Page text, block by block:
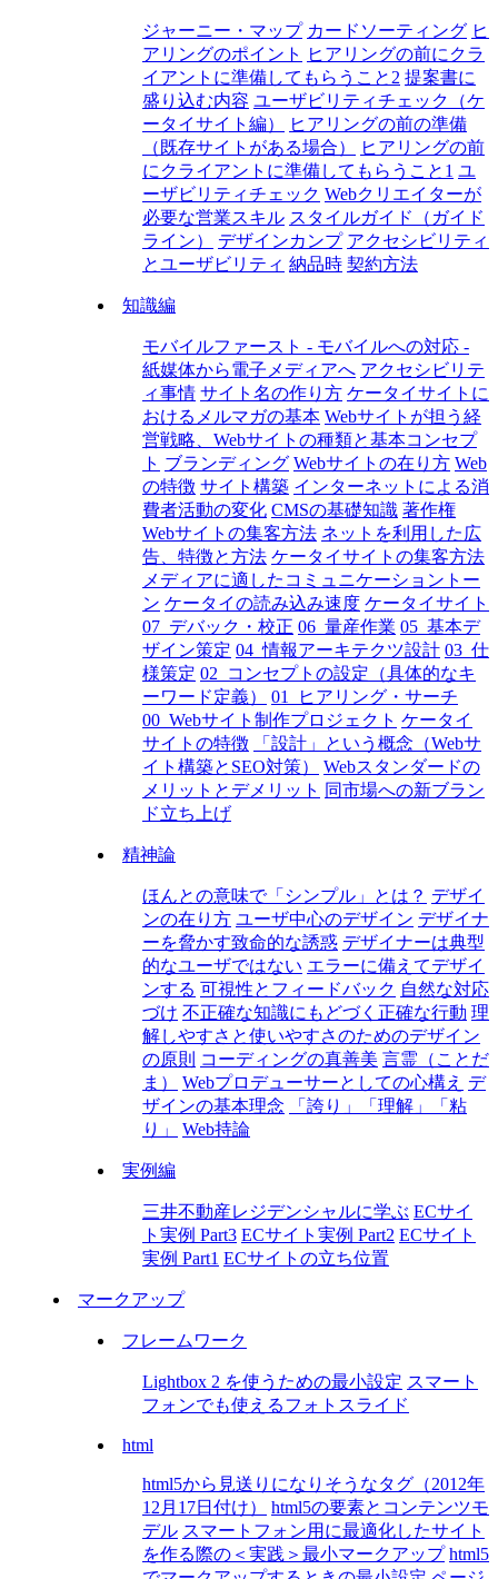
ジャーニー・マップ カードソーティング ヒ
アリングのポイント
ヒアリングの前にクラ
イアントに準備してもらうこと2 提案書に
盛り込む内容 ユーザビリティチェック（ケ
ータイサイト編）
ヒアリングの前の準備
（既存サイトがある場合）
ヒアリングの前
にクライアントに準備してもらうこと1 ユ
ーザビリティチェック Webクリエイターが
必要な営業スキル スタイルガイド（ガイド
ライン）
デザインカンプ アクセシビリティ
とユーザビリティ 納品時 契約方法
知識編
モバイルファースト - モバイルへの対応 -
紙媒体から電子メディアへ アクセシビリテ
ィ事情 サイト名の作り方 ケータイサイトに
おけるメルマガの基本 Webサイトが担う経
営戦略、Webサイトの種類と基本コンセプ
ト ブランディング Webサイトの在り方 Web
の特徴 サイト構築 インターネットによる消
費者活動の変化 CMSの基礎知識 著作権
Webサイトの集客方法 ネットを利用した広
告、特徴と方法 ケータイサイトの集客方法
メディアに適したコミュニケーショントー
ン ケータイの読み込み速度 ケータイサイト
07_デバック・校正 06_量産作業 05_基本デ
ザイン策定 04_情報アーキテクツ設計 03_仕
様策定 02_コンセプトの設定（具体的なキ
ーワード定義）
01_ヒアリング・サーチ
00_Webサイト制作プロジェクト ケータイ
サイトの特徴
「設計」という概念（Webサ
イト構築とSEO対策）
Webスタンダードの
メリットとデメリット 同市場への新ブラン
ド立ち上げ
精神論
ほんとの意味で「シンプル」とは？ デザイ
ンの在り方 ユーザ中心のデザイン デザイナ
ーを脅かす致命的な誘惑 デザイナーは典型
的なユーザではない エラーに備えてデザイ
ンする 可視性とフィードバック 自然な対応
づけ 不正確な知識にもどづく正確な行動 理
解しやすさと使いやすさのためのデザイン
の原則 コーディングの真善美 言霊（ことだ
ま）
Webプロデューサーとしての心構え デ
ザインの基本理念
「誇り」「理解」「粘
り」
Web持論
実例編
三井不動産レジデンシャルに学ぶ ECサイ
ト実例 Part3 ECサイト実例 Part2 ECサイト
実例 Part1 ECサイトの立ち位置
マークアップ
フレームワーク
Lightbox 2 を使うための最小設定 スマート
フォンでも使えるフォトスライド
html
html5から見送りになりそうなタグ（2012年
12月17日付け）
html5の要素とコンテンツモ
デル スマートフォン用に最適化したサイト
を作る際の＜実践＞最小マークアップ html5